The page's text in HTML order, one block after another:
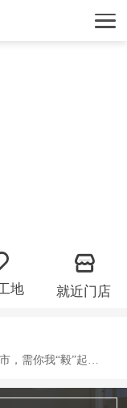
地 就近门店
你我“毅”起参与！
你我“毅”起参与！